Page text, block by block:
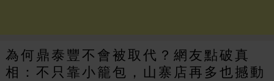
為何鼎泰豐不會被取代？網友點破真
相：不只靠小籠包，山寨店再多也撼動